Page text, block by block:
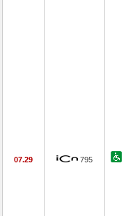
07.29 795